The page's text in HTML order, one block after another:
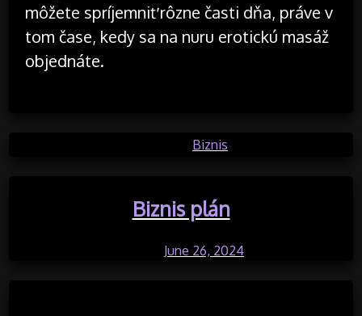
môžete spríjemniť rôzne časti dňa, práve v
tom čase, kedy sa na nuru erotickú masáž
objednáte.
Biznis
Biznis plán
June 26, 2024